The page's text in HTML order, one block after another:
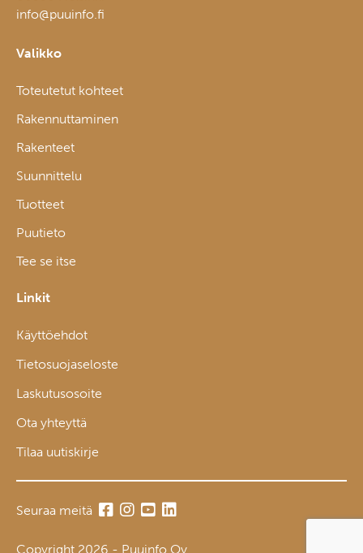
info@puuinfo.fi
Valikko
Toteutetut kohteet
Rakennuttaminen
Rakenteet
Suunnittelu
Tuotteet
Puutieto
Tee se itse
Linkit
Käyttöehdot
Tietosuojaseloste
Laskutusosoite
Ota yhteyttä
Tilaa uutiskirje
Seuraa meitä
Copyright 2026 - Puuinfo Oy